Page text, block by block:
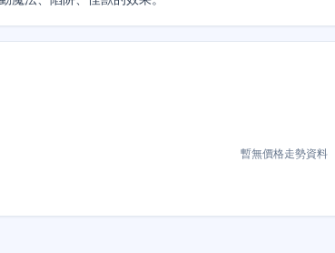
暫無價格走勢資料